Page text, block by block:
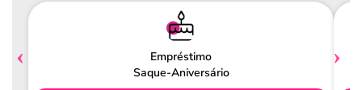
Empréstimo
Saque-Aniversário